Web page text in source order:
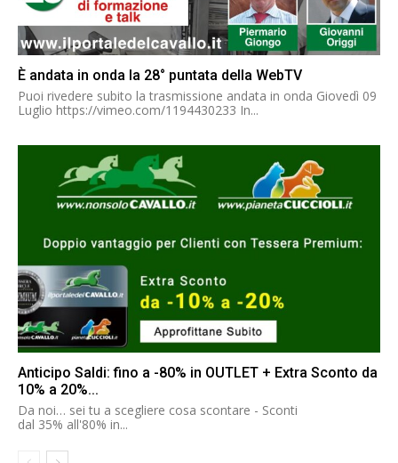
È andata in onda la 28° puntata della WebTV
Puoi rivedere subito la trasmissione andata in onda Giovedì 09
Luglio https://vimeo.com/1194430233 In...
Anticipo Saldi: fino a -80% in OUTLET + Extra Sconto da
10% a 20%...
Da noi… sei tu a scegliere cosa scontare - Sconti
dal 35% all'80% in...